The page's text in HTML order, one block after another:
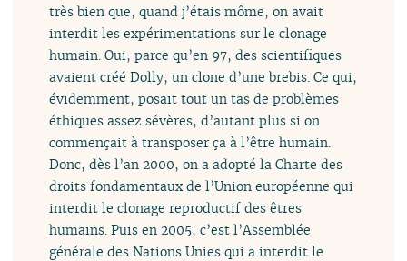
très bien que, quand j’étais môme, on avait
interdit les expérimentations sur le clonage
humain. Oui, parce qu’en 97, des scientifiques
avaient créé Dolly, un clone d’une brebis. Ce qui,
évidemment, posait tout un tas de problèmes
éthiques assez sévères, d’autant plus si on
commençait à transposer ça à l’être humain.
Donc, dès l’an 2000, on a adopté la Charte des
droits fondamentaux de l’Union européenne qui
interdit le clonage reproductif des êtres
humains. Puis en 2005, c’est l’Assemblée
générale des Nations Unies qui a interdit le